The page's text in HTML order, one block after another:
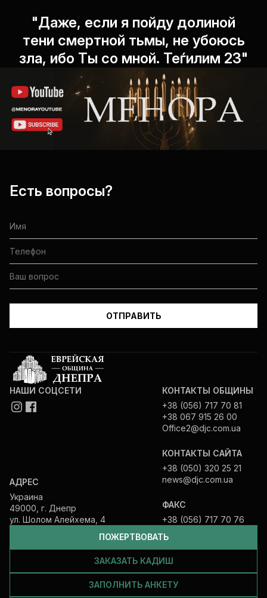
"Даже, если я пойду долиной
тени смертной тьмы, не убоюсь
зла, ибо Ты со мной. Теѓилим 23"
Есть вопросы?
ПОЖЕРТВОВАТЬ
ЗАКАЗАТЬ КАДИШ
ЗАПОЛНИТЬ АНКЕТУ
НАШИ СОЦСЕТИ
АДРЕС
Украина
49000, г. Днепр
ул. Шолом Алейхема, 4
КОНТАКТЫ ОБЩИНЫ
+38 (056) 717 70 81
+38 067 915 26 00
Office2@djc.com.ua
КОНТАКТЫ САЙТА
+38 (050) 320 25 21
news@djc.com.ua
ФАКС
+38 (056) 717 70 76